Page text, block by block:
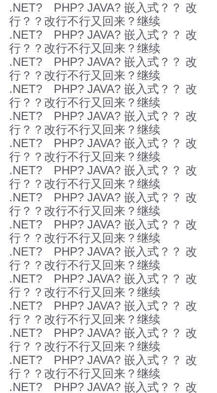
.NET? PHP? JAVA? 嵌入式？？ 改
行？？改行不行又回来？继续
.NET? PHP? JAVA? 嵌入式？？ 改
行？？改行不行又回来？继续
.NET? PHP? JAVA? 嵌入式？？ 改
行？？改行不行又回来？继续
.NET? PHP? JAVA? 嵌入式？？ 改
行？？改行不行又回来？继续
.NET? PHP? JAVA? 嵌入式？？ 改
行？？改行不行又回来？继续
.NET? PHP? JAVA? 嵌入式？？ 改
行？？改行不行又回来？继续
.NET? PHP? JAVA? 嵌入式？？ 改
行？？改行不行又回来？继续
.NET? PHP? JAVA? 嵌入式？？ 改
行？？改行不行又回来？继续
.NET? PHP? JAVA? 嵌入式？？ 改
行？？改行不行又回来？继续
.NET? PHP? JAVA? 嵌入式？？ 改
行？？改行不行又回来？继续
.NET? PHP? JAVA? 嵌入式？？ 改
行？？改行不行又回来？继续
.NET? PHP? JAVA? 嵌入式？？ 改
行？？改行不行又回来？继续
.NET? PHP? JAVA? 嵌入式？？ 改
行？？改行不行又回来？继续
.NET? PHP? JAVA? 嵌入式？？ 改
行？？改行不行又回来？继续
.NET? PHP? JAVA? 嵌入式？？ 改